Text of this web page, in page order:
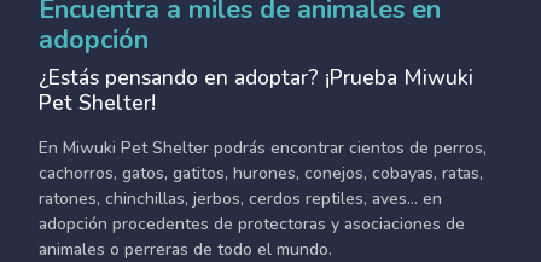
Encuentra a miles de animales en
adopción
¿Estás pensando en adoptar? ¡Prueba Miwuki
Pet Shelter!
En Miwuki Pet Shelter podrás encontrar cientos de perros,
cachorros, gatos, gatitos, hurones, conejos, cobayas, ratas,
ratones, chinchillas, jerbos, cerdos reptiles, aves... en
adopción procedentes de protectoras y asociaciones de
animales o perreras de todo el mundo.